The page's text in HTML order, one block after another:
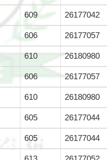
609 26177042
606 26177057
610 26180980
606 26177057
610 26180980
605 26177044
605 26177044